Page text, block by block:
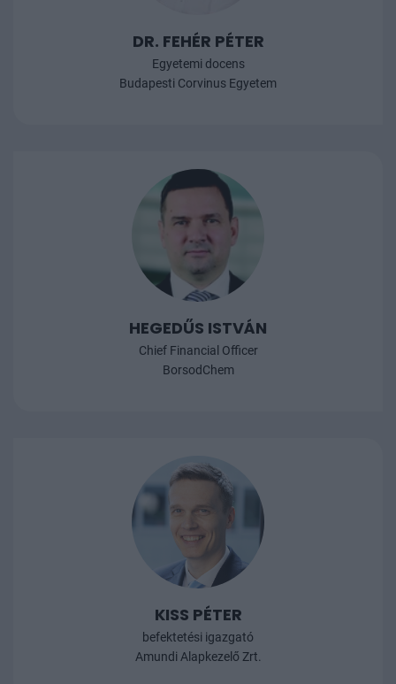
DR. FEHÉR PÉTER
Egyetemi docens
Budapesti Corvinus Egyetem
HEGEDŰS ISTVÁN
Chief Financial Officer
BorsodChem
KISS PÉTER
befektetési igazgató
Amundi Alapkezelő Zrt.